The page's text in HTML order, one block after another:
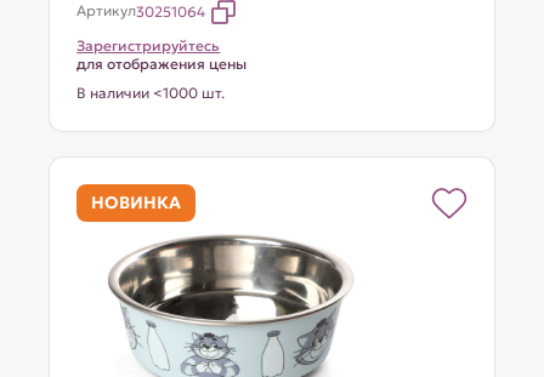
Артикул30251064
Зарегистрируйтесь
для отображения цены
В наличии <1000 шт.
НОВИНКА